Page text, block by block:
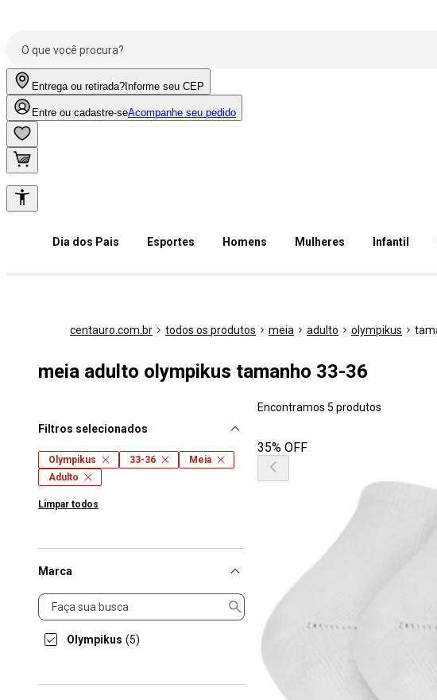
Entrega ou retirada? Informe seu CEP
Entre ou cadastre-seAcompanhe seu pedido
Dia dos Pais Esportes Homens Mulheres Infantil
centauro.com.br todos os produtos meia adulto olympikus
meia adulto olympikus tamanho 33-36
Filtros selecionados
Olympikus 33-36
Meia
Adulto
Limpar todos
Marca
Marca
Olympikus (5)
Encontramos 5 produtos
35% OFF